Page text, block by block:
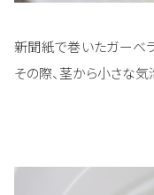
新聞紙で巻いたガーベ
その際、茎から小さな気